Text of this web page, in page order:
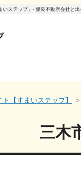
いステップ」- 優良不動産会社と
【すまいステップ】
三木